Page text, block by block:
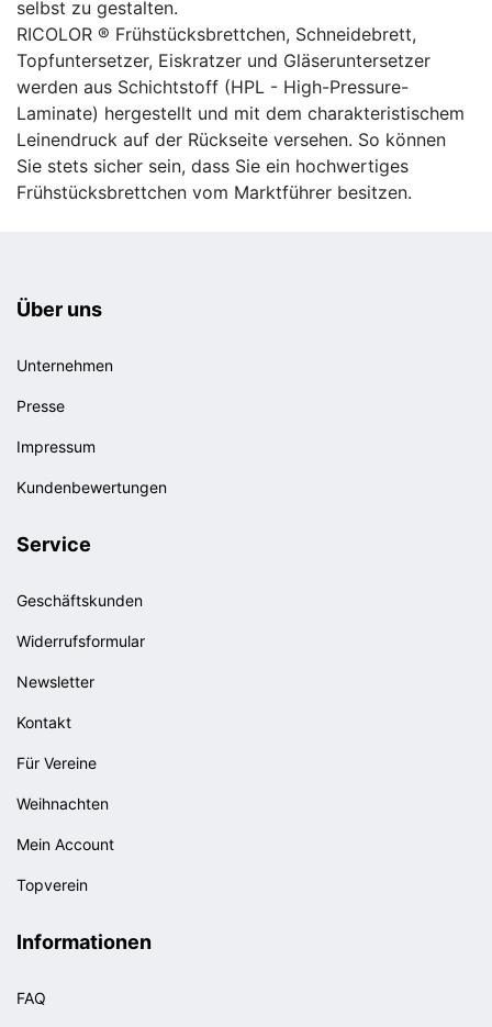
selbst zu gestalten.
RICOLOR ® Frühstücksbrettchen, Schneidebrett,
Topfuntersetzer, Eiskratzer und Gläseruntersetzer
werden aus Schichtstoff (HPL - High-Pressure-
Laminate) hergestellt und mit dem charakteristischem
Leinendruck auf der Rückseite versehen. So können
Sie stets sicher sein, dass Sie ein hochwertiges
Frühstücksbrettchen vom Marktführer besitzen.
Über uns
Unternehmen
Presse
Impressum
Kundenbewertungen
Service
Geschäftskunden
Widerrufsformular
Newsletter
Kontakt
Für Vereine
Weihnachten
Mein Account
Topverein
Informationen
FAQ